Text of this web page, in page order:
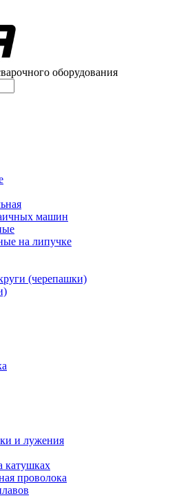
оборудования
машин
на липучке
(черепашки)
и лужения
катушках
проволока